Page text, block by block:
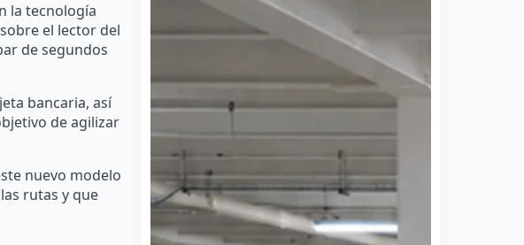
la tecnología
el lector del
de segundos
bancaria, así
de agilizar
nuevo modelo
rutas y que